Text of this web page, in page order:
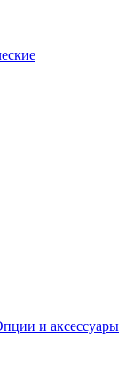
и аксессуары